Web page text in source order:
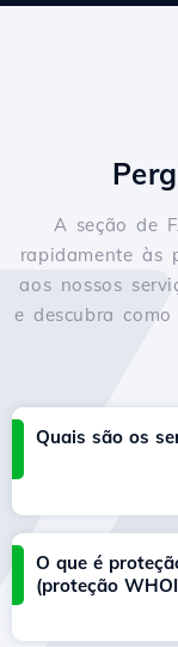
A seção de
rapidamente às
aos nossos
e descubra
Quais são os
O que é
(proteção